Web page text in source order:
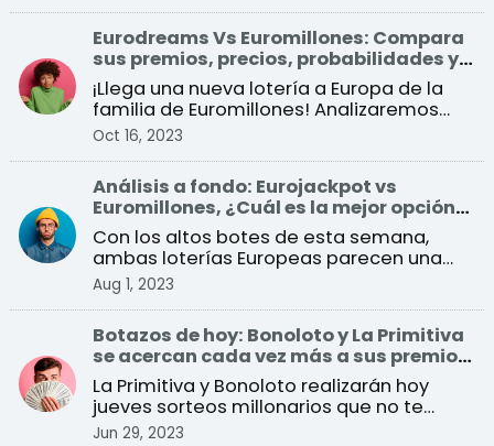
Eurodreams Vs Euromillones: Compara
sus premios, precios, probabilidades y
más
¡Llega una nueva lotería a Europa de la
familia de Euromillones! Analizaremos
todas sus diferenc ...
Oct 16, 2023
Análisis a fondo: Eurojackpot vs
Euromillones, ¿Cuál es la mejor opción
para ganar?
Con los altos botes de esta semana,
ambas loterías Europeas parecen una
buena opción para jugar. ...
Aug 1, 2023
Botazos de hoy: Bonoloto y La Primitiva
se acercan cada vez más a sus premios
récord
La Primitiva y Bonoloto realizarán hoy
jueves sorteos millonarios que no te
puedes perder
Jun 29, 2023